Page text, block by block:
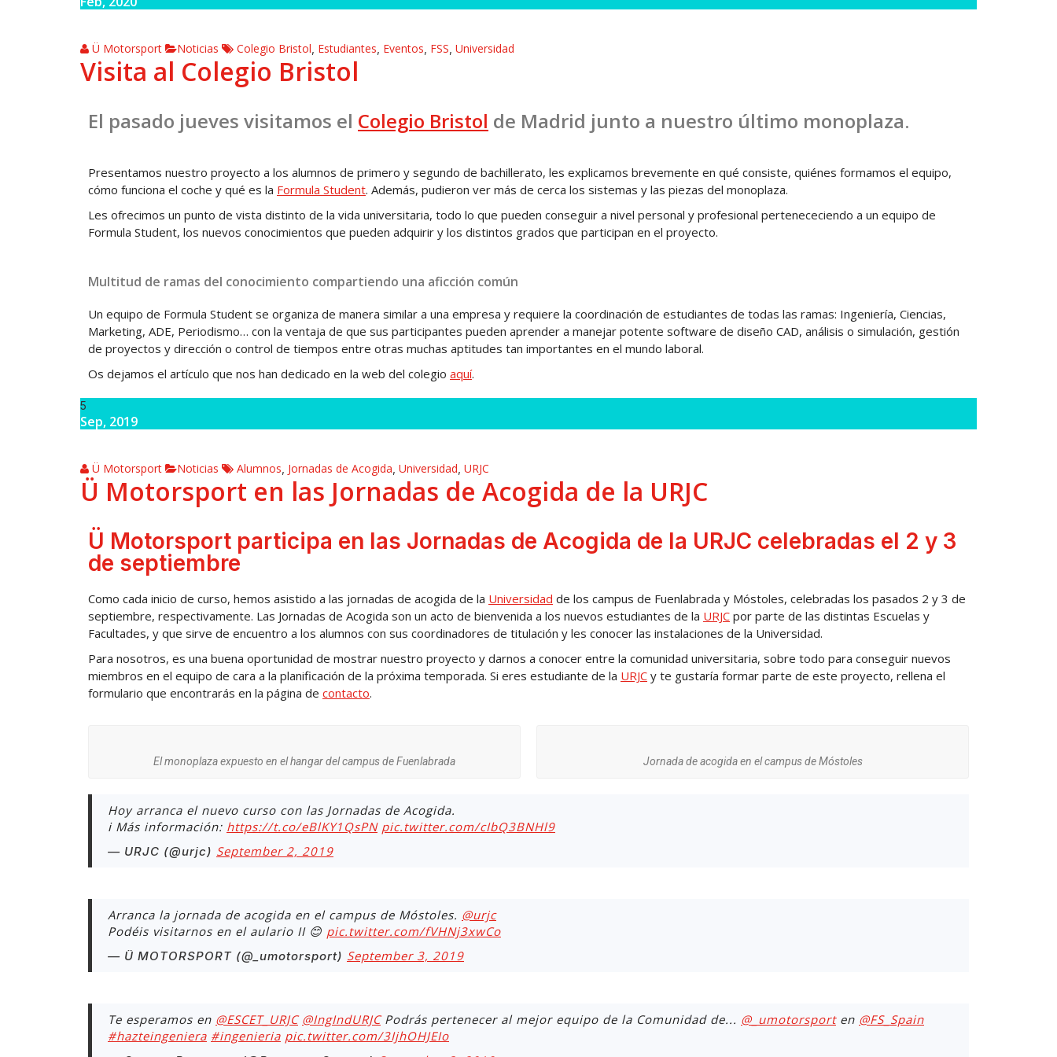
Ü Motorsport Noticias Colegio Bristol Estudiantes Eventos FSS Universidad
Visita al Colegio Bristol
El pasado jueves visitamos el Colegio Bristol de Madrid junto a nuestro último monoplaza.
Presentamos nuestro proyecto a los alumnos de primero y segundo de bachillerato, les explicamos brevemente en qué consiste, quiénes formamos el equipo,
cómo funciona el coche y qué es la Formula Student. Además, pudieron ver más de cerca los sistemas y las piezas del monoplaza.
Les ofrecimos un punto de vista distinto de la vida universitaria, todo lo que pueden conseguir a nivel personal y profesional pertenececiendo a un equipo de
Formula Student, los nuevos conocimientos que pueden adquirir y los distintos grados que participan en el proyecto.
Multitud de ramas del conocimiento compartiendo una aficción común
Un equipo de Formula Student se organiza de manera similar a una empresa y requiere la coordinación de estudiantes de todas las ramas: Ingeniería, Ciencias,
Marketing, ADE, Periodismo… con la ventaja de que sus participantes pueden aprender a manejar potente software de diseño CAD, análisis o simulación, gestión
de proyectos y dirección o control de tiempos entre otras muchas aptitudes tan importantes en el mundo laboral.
Os dejamos el artículo que nos han dedicado en la web del colegio aquí.
5
Sep, 2019
Ü Motorsport Noticias Alumnos Jornadas de Acogida Universidad URJC
Ü Motorsport en las Jornadas de Acogida de la URJC
Ü Motorsport participa en las Jornadas de Acogida de la URJC celebradas el 2 y 3
de septiembre
Como cada inicio de curso, hemos asistido a las jornadas de acogida de la Universidad de los campus de Fuenlabrada y Móstoles, celebradas los pasados 2 y 3 de
septiembre, respectivamente. Las Jornadas de Acogida son un acto de bienvenida a los nuevos estudiantes de la URJC por parte de las distintas Escuelas y
Facultades, y que sirve de encuentro a los alumnos con sus coordinadores de titulación y les conocer las instalaciones de la Universidad.
Para nosotros, es una buena oportunidad de mostrar nuestro proyecto y darnos a conocer entre la comunidad universitaria, sobre todo para conseguir nuevos
miembros en el equipo de cara a la planificación de la próxima temporada. Si eres estudiante de la URJC y te gustaría formar parte de este proyecto, rellena el
formulario que encontrarás en la página de contacto.
El monoplaza expuesto en el hangar del campus de Fuenlabrada Jornada de acogida en el campus de Móstoles
Hoy arranca el nuevo curso con las Jornadas de Acogida.
ℹ Más información: https://t.co/eBlKY1QsPN pic.twitter.com/cIbQ3BNHl9
— URJC (@urjc) September 2, 2019
Arranca la jornada de acogida en el campus de Móstoles. @urjc
Podéis visitarnos en el aulario II 😊 pic.twitter.com/fVHNj3xwCo
— Ü MOTORSPORT (@_umotorsport) September 3, 2019
Te esperamos en @ESCET_URJC @IngIndURJCPodrás pertenecer al mejor equipo de la Comunidad de... @_umotorsporten @FS_Spain
#hazteingeniera #ingenieria pic.twitter.com/3IjhOHJEIo